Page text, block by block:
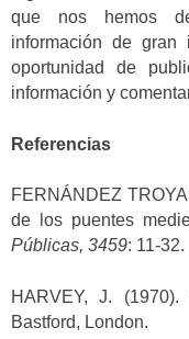
que nos hemos
información de gran
oportunidad de
información y
Referencias
FERNÁNDEZ
de los puentes
Públicas, 3459: 11-32.
HARVEY, J.
Bastford, London.